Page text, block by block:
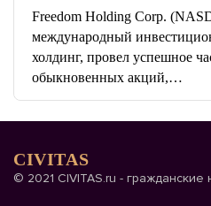
Freedom Holding Corp.
международный
холдинг, провел успешное
обыкновенных акций,…
CIVITAS
© 2021 CIVITAS.ru - гражданские